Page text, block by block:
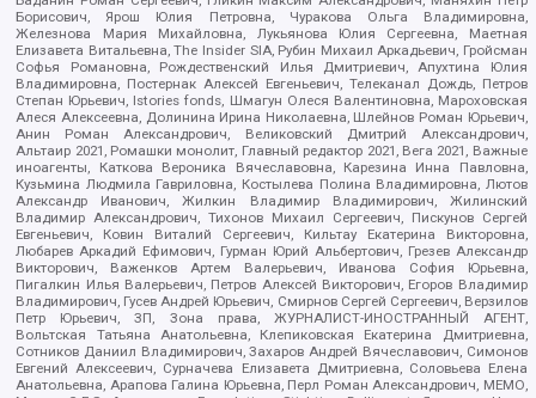
Борисович, Ярош Юлия Петровна, Чуракова Ольга Владимировна,
Железнова Мария Михайловна, Лукьянова Юлия Сергеевна, Маетная
Елизавета Витальевна, The Insider SIA, Рубин Михаил Аркадьевич, Гройсман
Софья Романовна, Рождественский Илья Дмитриевич, Апухтина Юлия
Владимировна, Постернак Алексей Евгеньевич, Телеканал Дождь, Петров
Степан Юрьевич, Istories fonds, Шмагун Олеся Валентиновна, Мароховская
Алеся Алексеевна, Долинина Ирина Николаевна, Шлейнов Роман Юрьевич,
Анин Роман Александрович, Великовский Дмитрий Александрович,
Альтаир 2021, Ромашки монолит, Главный редактор 2021, Вега 2021, Важные
иноагенты, Каткова Вероника Вячеславовна, Карезина Инна Павловна,
Кузьмина Людмила Гавриловна, Костылева Полина Владимировна, Лютов
Александр Иванович, Жилкин Владимир Владимирович, Жилинский
Владимир Александрович, Тихонов Михаил Сергеевич, Пискунов Сергей
Евгеньевич, Ковин Виталий Сергеевич, Кильтау Екатерина Викторовна,
Любарев Аркадий Ефимович, Гурман Юрий Альбертович, Грезев Александр
Викторович, Важенков Артем Валерьевич, Иванова София Юрьевна,
Пигалкин Илья Валерьевич, Петров Алексей Викторович, Егоров Владимир
Владимирович, Гусев Андрей Юрьевич, Смирнов Сергей Сергеевич, Верзилов
Петр Юрьевич, ЗП, Зона права, ЖУРНАЛИСТ-ИНОСТРАННЫЙ АГЕНТ,
Вольтская Татьяна Анатольевна, Клепиковская Екатерина Дмитриевна,
Сотников Даниил Владимирович, Захаров Андрей Вячеславович, Симонов
Евгений Алексеевич, Сурначева Елизавета Дмитриевна, Соловьева Елена
Анатольевна, Арапова Галина Юрьевна, Перл Роман Александрович, МЕМО,